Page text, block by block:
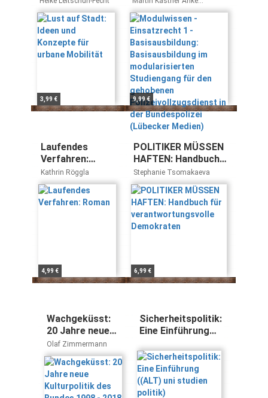
urbane Mobilität
3,99 €
Basisausbildung im
modularisierten
Studiengang für den
gehobenen
Polizeivollzugsdienst
in der Bundespolizei
(Lübecker Medien)
Borsdorff
9,99 €
Laufendes
Verfahren:
Roman
Kathrin Röggla
4,99 €
POLITIKER MÜSSEN
HAFTEN: Handbuch
für
verantwortungsvolle
Demokraten
Stephanie Tsomakaeva
6,99 €
Wachgeküsst:
20 Jahre neue
Kulturpolitik des
Bundes 1998 -
2018
Olaf Zimmermann
Sicherheitspolitik:
Eine Einführung
politik)